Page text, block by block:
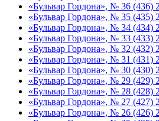
«Бульвар Гордона», № 36 (436)
«Бульвар Гордона», № 35 (435)
«Бульвар Гордона», № 34 (434)
«Бульвар Гордона», № 33 (433)
«Бульвар Гордона», № 32 (432)
«Бульвар Гордона», № 31 (431)
«Бульвар Гордона», № 30 (430)
«Бульвар Гордона», № 29 (429)
«Бульвар Гордона», № 28 (428)
«Бульвар Гордона», № 27 (427)
«Бульвар Гордона», № 26 (426)